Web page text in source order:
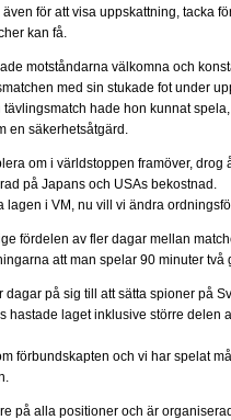
för att visa uppskattning, tacka
kan få.
motståndarna välkomna och
med sin stukade fot under
hade hon kunnat
en säkerhetsåtgärd.
om i världstoppen framöver,
på Japans och USAs bekostnad.
lagen i VM, nu vill vi ändra
fördelen av fler dagar mellan
att man spelar 90 minuter två
dagar på sig till att sätta spioner på
hastade laget inklusive större
förbundskapten och vi har spelat
på alla positioner och är